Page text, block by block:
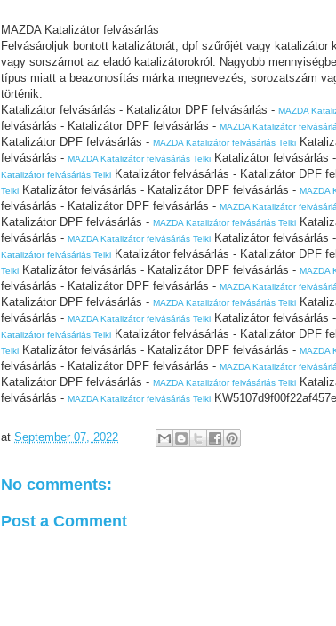
MAZDA Katalizátor felvásárlás
Felvásároljuk bontott katalizátorát, dpf szűrőjét vagy katalizátor
vagy sorszámot az eladó katalizátorokról. Nagyobb
típus miatt a beazonosítás márka megnevezés, sorozatszám
történik.
Katalizátor felvásárlás - Katalizátor DPF felvásárlás - MAZDA
felvásárlás - Katalizátor DPF felvásárlás - MAZDA Katalizátor
Katalizátor DPF felvásárlás - MAZDA Katalizátor felvásárlás Telki
felvásárlás - MAZDA Katalizátor felvásárlás Telki Katalizátor felvásárlás
Katalizátor felvásárlás Telki Katalizátor felvásárlás - Katalizátor DPF
Telki Katalizátor felvásárlás - Katalizátor DPF felvásárlás - MAZDA
felvásárlás - Katalizátor DPF felvásárlás - MAZDA Katalizátor
Katalizátor DPF felvásárlás - MAZDA Katalizátor felvásárlás Telki
felvásárlás - MAZDA Katalizátor felvásárlás Telki Katalizátor felvásárlás
Katalizátor felvásárlás Telki Katalizátor felvásárlás - Katalizátor DPF
Telki Katalizátor felvásárlás - Katalizátor DPF felvásárlás - MAZDA
felvásárlás - Katalizátor DPF felvásárlás - MAZDA Katalizátor
Katalizátor DPF felvásárlás - MAZDA Katalizátor felvásárlás Telki
felvásárlás - MAZDA Katalizátor felvásárlás Telki Katalizátor felvásárlás
Katalizátor felvásárlás Telki Katalizátor felvásárlás - Katalizátor DPF
Telki Katalizátor felvásárlás - Katalizátor DPF felvásárlás - MAZDA
felvásárlás - Katalizátor DPF felvásárlás - MAZDA Katalizátor
Katalizátor DPF felvásárlás - MAZDA Katalizátor felvásárlás Telki
felvásárlás - MAZDA Katalizátor felvásárlás Telki
at September 07, 2022
No comments:
Post a Comment